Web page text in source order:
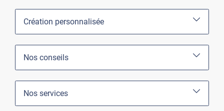
Création personnalisée
Nos conseils
Nos services